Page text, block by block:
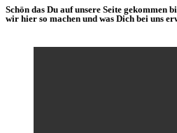
Schön das Du auf unsere Seite gekommen
wir hier so machen und was Dich bei uns